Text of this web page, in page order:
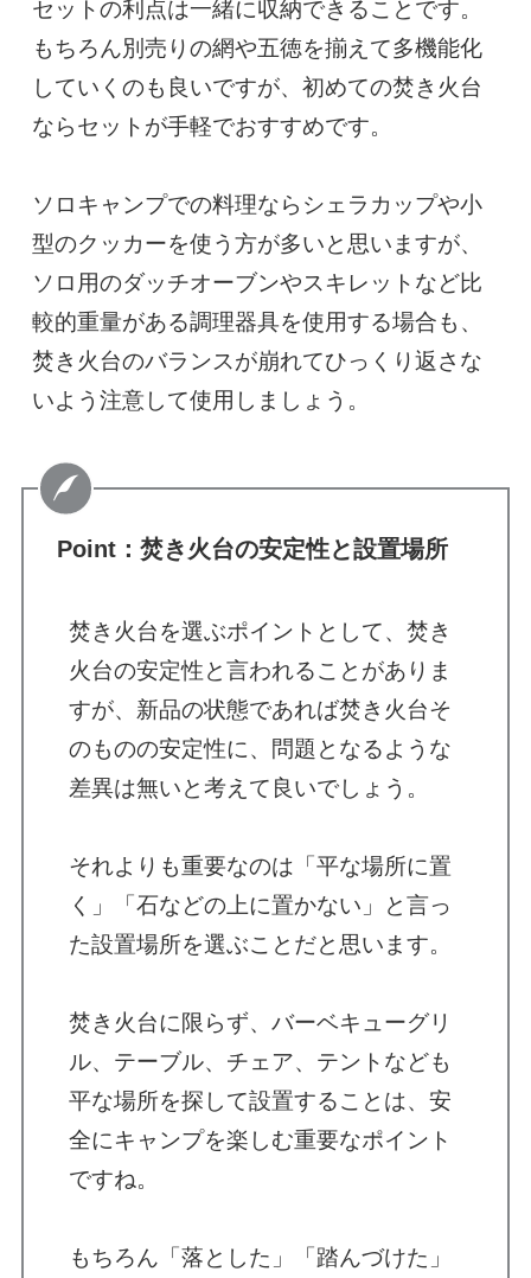
セットの利点は一緒に収納できることです。
もちろん別売りの網や五徳を揃えて多機能化
していくのも良いですが、初めての焚き火台
ならセットが手軽でおすすめです。
ソロキャンプでの料理ならシェラカップや小
型のクッカーを使う方が多いと思いますが、
ソロ用のダッチオーブンやスキレットなど比
較的重量がある調理器具を使用する場合も、
焚き火台のバランスが崩れてひっくり返さな
いよう注意して使用しましょう。
Point：焚き火台の安定性と設置場所
焚き火台を選ぶポイントとして、焚き
火台の安定性と言われることがありま
すが、新品の状態であれば焚き火台そ
のものの安定性に、問題となるような
差異は無いと考えて良いでしょう。
それよりも重要なのは「平な場所に置
く」「石などの上に置かない」と言っ
た設置場所を選ぶことだと思います。
焚き火台に限らず、バーベキューグリ
ル、テーブル、チェア、テントなども
平な場所を探して設置することは、安
全にキャンプを楽しむ重要なポイント
ですね。
もちろん「落とした」「踏んづけた」